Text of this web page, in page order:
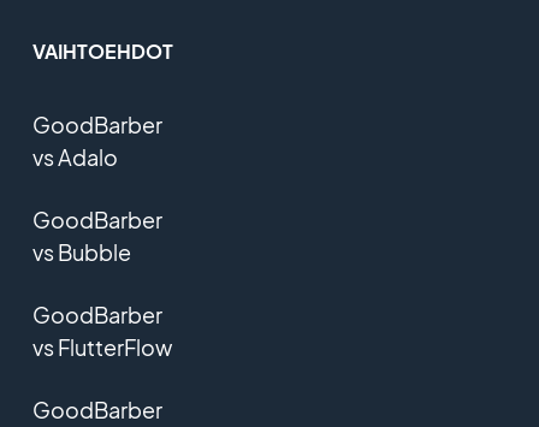
VAIHTOEHDOT
GoodBarber
vs Adalo
GoodBarber
vs Bubble
GoodBarber
vs FlutterFlow
GoodBarber